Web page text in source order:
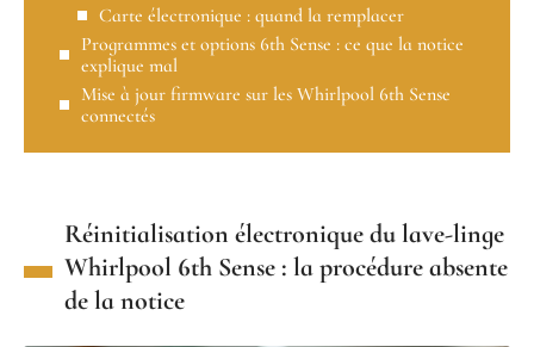
Carte électronique : quand la remplacer
Programmes et options 6th Sense : ce que la notice
explique mal
Mise à jour firmware sur les Whirlpool 6th Sense
connectés
Réinitialisation électronique du lave-linge
Whirlpool 6th Sense : la procédure absente
de la notice